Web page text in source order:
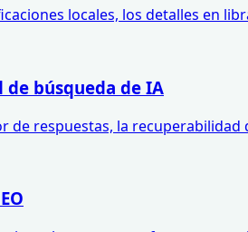
locales, los detalles en
búsqueda de IA
de respuestas, la recuperabilidad